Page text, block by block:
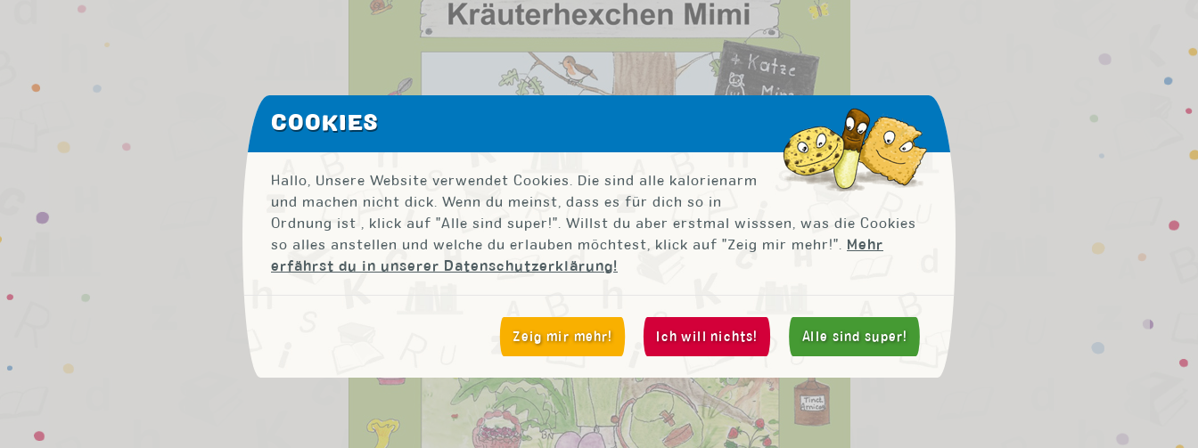
COOKIES
Hallo, Unsere Website verwendet Cookies. Die sind alle kalorienarm
und machen nicht dick. Wenn du meinst, dass es für dich so in
Ordnung ist , klick auf "Alle sind super!". Willst du aber erstmal wisssen, was die Cookies
so alles anstellen und welche du erlauben möchtest, klick auf "Zeig mir mehr!". Mehr
erfährst du in unserer Datenschutzerklärung!
Zeig mir mehr! Ich will nichts! Alle sind super!